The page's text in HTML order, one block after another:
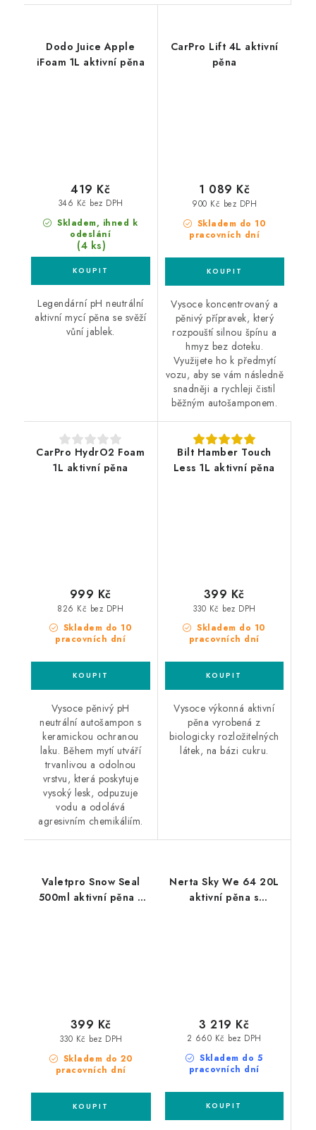
Dodo Juice Apple
iFoam 1L aktivní pěna
Skladem, ihned k
odeslání
(4 ks)
346 Kč bez DPH
419 Kč
Legendární pH neutrální
aktivní mycí pěna se svěží
vůní jablek.
CarPro Lift 4L aktivní
pěna
Skladem do 10
pracovních dní
900 Kč bez DPH
1 089 Kč
Vysoce koncentrovaný a
pěnivý přípravek, který
rozpouští silnou špínu a
hmyz bez doteku.
Využijete ho k předmytí
vozu, aby se vám následně
snadněji a rychleji čistil
běžným autošamponem.
CarPro HydrO2 Foam
1L aktivní pěna
Skladem do 10
pracovních dní
826 Kč bez DPH
999 Kč
Vysoce pěnivý pH
neutrální autošampon s
keramickou ochranou
laku. Během mytí utváří
trvanlivou a odolnou
vrstvu, která poskytuje
vysoký lesk, odpuzuje
vodu a odolává
agresivním chemikáliím.
Bilt Hamber Touch
Less 1L aktivní pěna
Skladem do 10
pracovních dní
330 Kč bez DPH
399 Kč
Vysoce výkonná aktivní
pěna vyrobená z
biologicky rozložitelných
látek, na bázi cukru.
Valetpro Snow Seal
500ml aktivní pěna s
Skladem do 20
pracovních dní
330 Kč bez DPH
399 Kč
Nerta Sky We 64 20L
aktivní pěna s
Skladem do 5
pracovních dní
2 660 Kč bez DPH
3 219 Kč